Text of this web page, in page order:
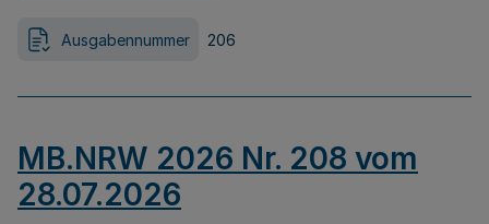
Ausgabennummer 206
MB.NRW 2026 Nr. 208 vom
28.07.2026